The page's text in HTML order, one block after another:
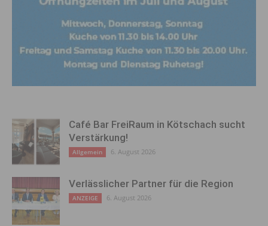
Café Bar FreiRaum in Kötschach sucht
Verstärkung!
Allgemein 6. August 2026
Verlässlicher Partner für die Region
ANZEIGE 6. August 2026